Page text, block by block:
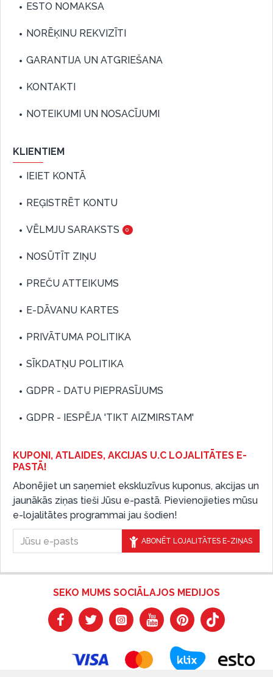
ESTO NOMAKSA
NORĒĶINU REKVIZĪTI
GARANTIJA UN ATGRIEŠANA
KONTAKTI
NOTEIKUMI UN NOSACĪJUMI
KLIENTIEM
IEIET KONTĀ
REĢISTRĒT KONTU
VĒLMJU SARAKSTS 0
NOSŪTĪT ZIŅU
PREČU ATTEIKUMS
E-DĀVANU KARTES
PRIVĀTUMA POLITIKA
SĪKDATŅU POLITIKA
GDPR - DATU PIEPRASĪJUMS
GDPR - IESPĒJA 'TIKT AIZMIRSTAM'
KUPONI, ATLAIDES, AKCIJAS U.C LOJALITĀTES E-
PASTĀ!
Abonējiet un saņemiet ekskluzīvus kuponus, akcijas un
jaunākās ziņas tieši Jūsu e-pastā. Pievienojieties mūsu
e-lojalitātes programmai jau šodien!
ABONĒT LOJALITĀTES E-ZIŅAS
SEKO MUMS SOCIĀLAJOS MEDIJOS